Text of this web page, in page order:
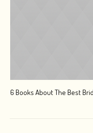
6 Books About The Best